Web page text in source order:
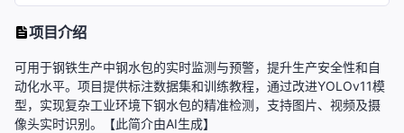
项目介绍
可用于钢铁生产中钢水包的实时监测与预警，提升生产安全性和自
动化水平。项目提供标注数据集和训练教程，通过改进YOLOv11模
型，实现复杂工业环境下钢水包的精准检测，支持图片、视频及摄
像头实时识别。【此简介由AI生成】